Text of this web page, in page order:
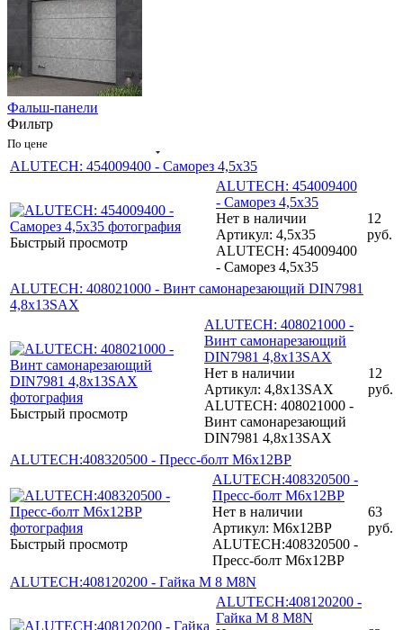
Фальш-панели
Фильтр
По цене
ALUTECH: 454009400 - Саморез 4,5x35
Быстрый просмотр
ALUTECH: 454009400
- Саморез 4,5x35
Нет в наличии
Артикул: 4,5x35
ALUTECH: 454009400
- Саморез 4,5x35
12
руб.
ALUTECH: 408021000 - Винт самонарезающий DIN7981
4,8x13SAX
Быстрый просмотр
ALUTECH: 408021000 -
Винт самонарезающий
DIN7981 4,8x13SAX
Нет в наличии
Артикул: 4,8x13SAX
ALUTECH: 408021000 -
Винт самонарезающий
DIN7981 4,8x13SAX
12
руб.
ALUTECH:408320500 - Пресс-болт M6x12BP
Быстрый просмотр
ALUTECH:408320500 -
Пресс-болт M6x12BP
Нет в наличии
Артикул: M6x12BP
ALUTECH:408320500 -
Пресс-болт M6x12BP
63
руб.
ALUTECH:408120200 - Гайка М 8 M8N
ALUTECH:408120200 -
Гайка М 8 M8N